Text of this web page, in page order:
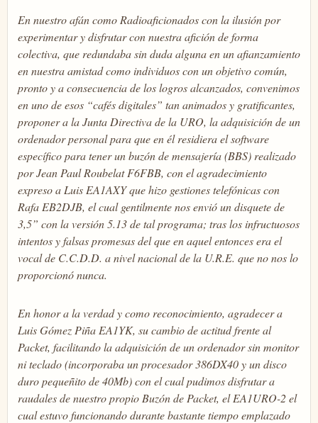
En nuestro afán como Radioaficionados con la ilusión por
experimentar y disfrutar con nuestra afición de forma
colectiva, que redundaba sin duda alguna en un afianzamiento
en nuestra amistad como individuos con un objetivo común,
pronto y a consecuencia de los logros alcanzados, convenimos
en uno de esos “cafés digitales” tan animados y gratificantes,
proponer a la Junta Directiva de la URO, la adquisición de un
ordenador personal para que en él residiera el software
específico para tener un buzón de mensajería (BBS) realizado
por Jean Paul Roubelat F6FBB, con el agradecimiento
expreso a Luis EA1AXY que hizo gestiones telefónicas con
Rafa EB2DJB, el cual gentilmente nos envió un disquete de
3,5” con la versión 5.13 de tal programa; tras los infructuosos
intentos y falsas promesas del que en aquel entonces era el
vocal de C.C.D.D. a nivel nacional de la U.R.E. que no nos lo
proporcionó nunca.
En honor a la verdad y como reconocimiento, agradecer a
Luis Gómez Piña EA1YK, su cambio de actitud frente al
Packet, facilitando la adquisición de un ordenador sin monitor
ni teclado (incorporaba un procesador 386DX40 y un disco
duro pequeñito de 40Mb) con el cual pudimos disfrutar a
raudales de nuestro propio Buzón de Packet, el EA1URO-2 el
cual estuvo funcionando durante bastante tiempo emplazado